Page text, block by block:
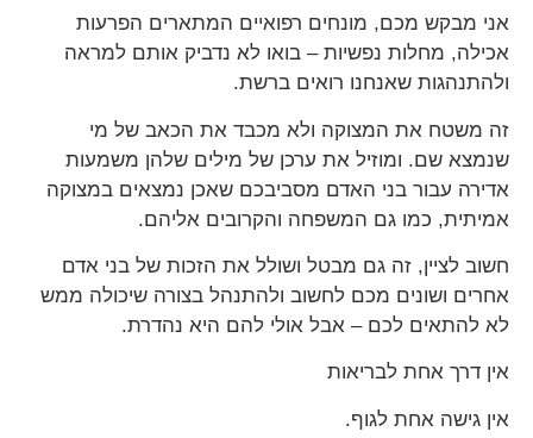
אני מבקש מכם, מונחים רפואיים המתארים הפרעות
אכילה, מחלות נפשיות – בואו לא נדביק אותם למראה
ולהתנהגות שאנחנו רואים ברשת.
זה משטח את המצוקה ולא מכבד את הכאב של מי
שנמצא שם. ומוזיל את ערכן של מילים שלהן משמעות
אדירה עבור בני האדם מסביבכם שאכן נמצאים במצוקה
אמיתית, כמו גם המשפחה והקרובים אליהם.
חשוב לציין, זה גם מבטל ושולל את הזכות של בני אדם
אחרים ושונים מכם לחשוב ולהתנהל בצורה שיכולה ממש
לא להתאים לכם – אבל אולי להם היא נהדרת.
אין דרך אחת לבריאות
אין גישה אחת לגוף.